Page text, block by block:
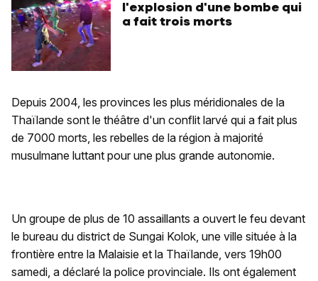
l'explosion d'une bombe qui
a fait trois morts
Depuis 2004, les provinces les plus méridionales de la
Thaïlande sont le théâtre d'un conflit larvé qui a fait plus
de 7000 morts, les rebelles de la région à majorité
musulmane luttant pour une plus grande autonomie.
Un groupe de plus de 10 assaillants a ouvert le feu devant
le bureau du district de Sungai Kolok, une ville située à la
frontière entre la Malaisie et la Thaïlande, vers 19h00
samedi, a déclaré la police provinciale. Ils ont également